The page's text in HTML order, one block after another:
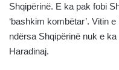
Shqipërinë. E ka pak fobi
‘bashkim kombëtar’. Vitin
ndërsa Shqipërinë nuk e
Haradinaj.